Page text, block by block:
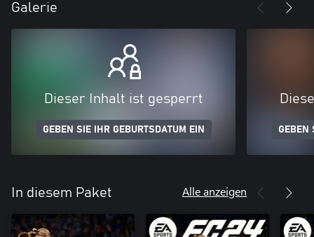
Galerie
Dieser Inhalt ist gesperrt
GEBEN SIE IHR GEBURTSDATUM EIN GEBEN
In diesem Paket Alle anzeigen